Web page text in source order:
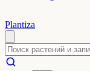
Plantiza